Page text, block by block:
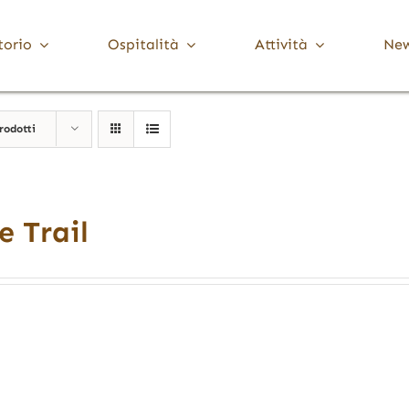
Media Valle Trompia
Marcheno
Polaveno
Ospitalità Attività
Trail